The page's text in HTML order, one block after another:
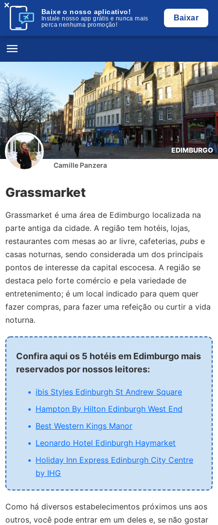
Baixe o nosso aplicativo!
Instale nosso app grátis e nunca mais
perca nenhuma promoção!
Baixar
×
EDIMBURGO
Camille Panzera
Grassmarket
Grassmarket é uma área de Edimburgo localizada na
parte antiga da cidade. A região tem hotéis, lojas,
restaurantes com mesas ao ar livre, cafeterias,pubse
casas noturnas, sendo considerada um dos principais
pontos de interesse da capital escocesa. A região se
destaca pelo forte comércio e pela variedade de
entretenimento; é um local indicado para quem quer
fazer compras, para fazer uma refeição ou curtir a vida
noturna.
Confira aqui os 5 hotéis em Edimburgo mais
reservados por nossos leitores:
ibis Styles Edinburgh St Andrew Square
Hampton By Hilton Edinburgh West End
Best Western Kings Manor
Leonardo Hotel Edinburgh Haymarket
Holiday Inn Express Edinburgh City Centre
by IHG
Como há diversos estabelecimentos próximos uns aos
outros, você pode entrar em um deles e, se não gostar